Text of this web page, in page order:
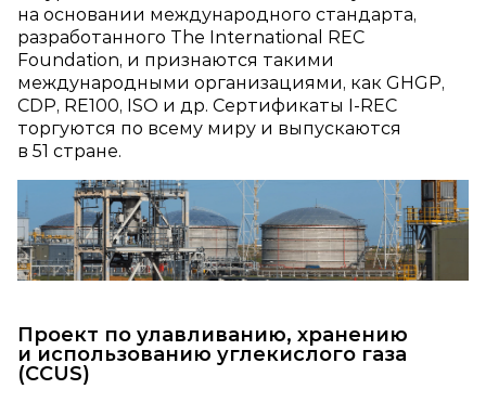
на основании международного стандарта,
разработанного The International REC
Foundation, и признаются такими
международными организациями, как GHGP,
CDP, RE100, ISO и др. Сертификаты I‑REC
торгуются по всему миру и выпускаются
в 51 стране.
Проект по улавливанию, хранению
и использованию углекислого газа
(CCUS)